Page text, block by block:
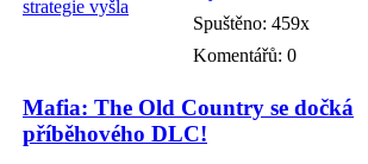
Spuštěno: 459x
Komentářů: 0
Mafia: The Old Country se dočká
příběhového DLC!